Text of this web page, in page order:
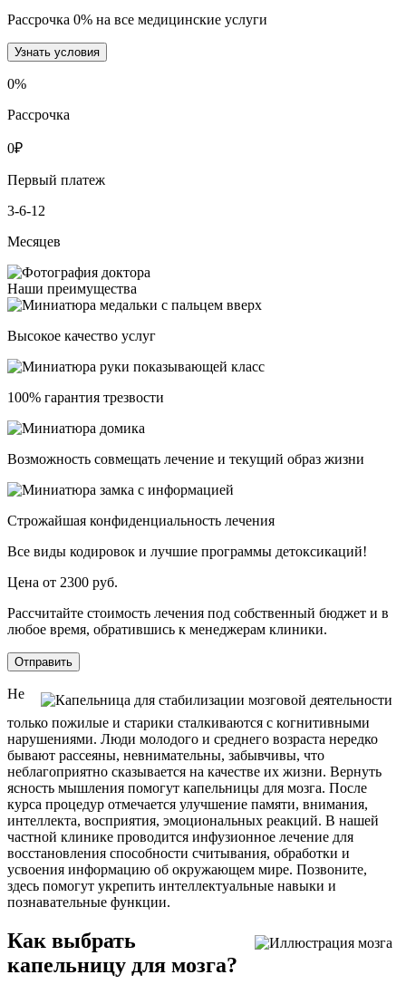
Рассрочка 0% на все медицинские услуги
Узнать условия
0%
Рассрочка
0₽
Первый платеж
3-6-12
Месяцев
Наши преимущества
Высокое качество услуг
100% гарантия трезвости
Возможность совмещать лечение и текущий образ жизни
Строжайшая конфиденциальность лечения
Все виды кодировок и лучшие программы детоксикаций!
Цена от 2300 руб.
Рассчитайте стоимость лечения под собственный бюджет и в
любое время, обратившись к менеджерам клиники.
Отправить
Не
только пожилые и старики сталкиваются с когнитивными
нарушениями. Люди молодого и среднего возраста нередко
бывают рассеяны, невнимательны, забывчивы, что
неблагоприятно сказывается на качестве их жизни. Вернуть
ясность мышления помогут капельницы для мозга. После
курса процедур отмечается улучшение памяти, внимания,
интеллекта, восприятия, эмоциональных реакций. В нашей
частной клинике проводится инфузионное лечение для
восстановления способности считывания, обработки и
усвоения информацию об окружающем мире. Позвоните,
здесь помогут укрепить интеллектуальные навыки и
познавательные функции.
Как выбрать
капельницу для мозга?